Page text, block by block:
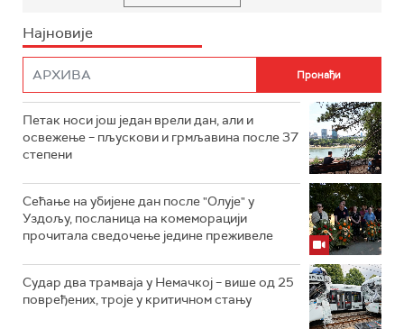
Најновије
Петак носи још један врели дан, али и
освежење – пљускови и грмљавина после 37
степени
Сећање на убијене дан после "Олује" у
Уздољу, посланица на комеморацији
прочитала сведочење једине преживеле
Судар два трамваја у Немачкој – више од 25
повређених, троје у критичном стању